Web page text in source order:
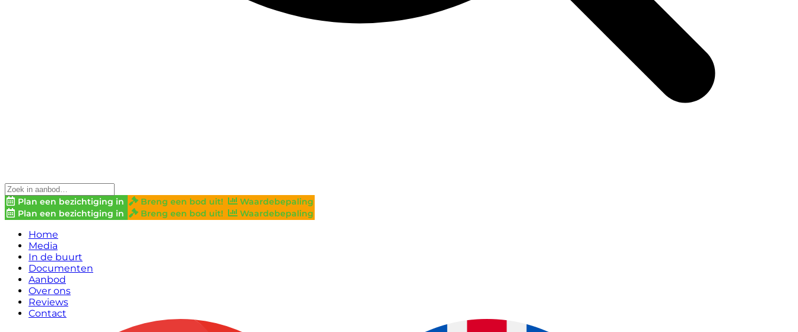
Plan een bezichtiging in Breng een bod uit!
Waardebepaling
Plan een bezichtiging in
Breng een bod uit! Waardebepaling
Home
Media
In de buurt
Documenten
Aanbod
Over ons
Reviews
Contact